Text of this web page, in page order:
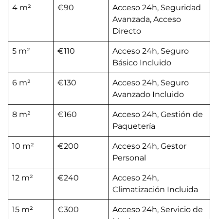
4 m² €90
Acceso 24h, Seguridad
Avanzada, Acceso
Directo
5 m² €110
Acceso 24h, Seguro
Básico Incluido
6 m² €130
Acceso 24h, Seguro
Avanzado Incluido
8 m² €160
Acceso 24h, Gestión de
Paquetería
10 m² €200
Acceso 24h, Gestor
Personal
12 m² €240
Acceso 24h,
Climatización Incluida
15 m² €300
Acceso 24h, Servicio de